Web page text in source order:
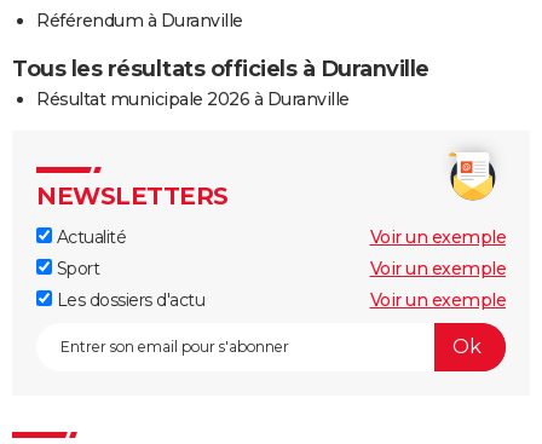
Référendum à Duranville
Tous les résultats officiels à Duranville
Résultat municipale 2026 à Duranville
NEWSLETTERS
Actualité
Voir un exemple
Sport
Voir un exemple
Les dossiers d'actu
Voir un exemple